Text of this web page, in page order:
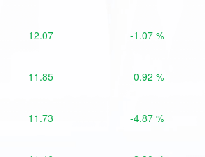
12.07 -1.07 %
11.85 -0.92 %
11.73 -4.87 %